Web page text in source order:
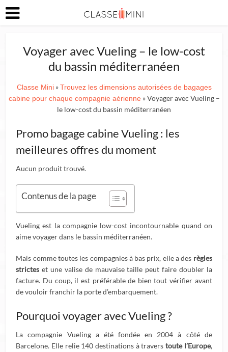
Voyager avec Vueling – le low-cost
du bassin méditerranéen
Classe Mini»Trouvez les dimensions autorisées de bagages
cabine pour chaque compagnie aérienne» Voyager avec Vueling –
le low-cost du bassin méditerranéen
Promo bagage cabine Vueling : les
meilleures offres du moment
Aucun produit trouvé.
Contenus de la page
Vueling est la compagnie low-cost incontournable quand on
aime voyager dans le bassin méditerranéen.
Mais comme toutes les compagnies à bas prix, elle a des règles
strictes et une valise de mauvaise taille peut faire doubler la
facture. Du coup, il est préférable de bien tout vérifier avant
de vouloir franchir la porte d’embarquement.
Pourquoi voyager avec Vueling ?
La compagnie Vueling a été fondée en 2004 à côté de
Barcelone. Elle relie 140 destinations à traverstoute l’Europe,